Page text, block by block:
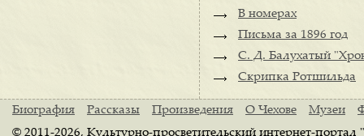
В номерах
Письма за 1896 год
С. Д. Балухатый
Скрипка Ротшильда
Биография Рассказы Произведения О Чехове Музеи
© 2011-2026, Культурно-просветительский интернет-